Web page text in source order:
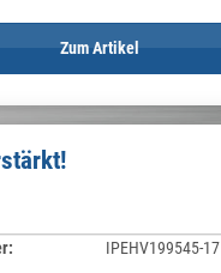
Zum Artikel
IPEHV199545-17